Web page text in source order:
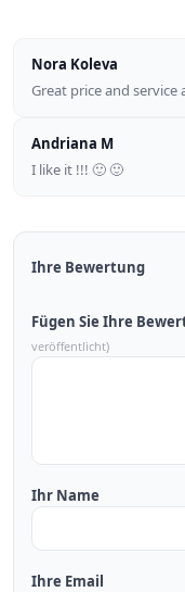
Nora Koleva
Great price and service
Andriana M
I like it !!! 🙂 🙂
Ihre Bewertung
Fügen Sie Ihre
veröffentlicht)
Ihr Name
Ihre Email